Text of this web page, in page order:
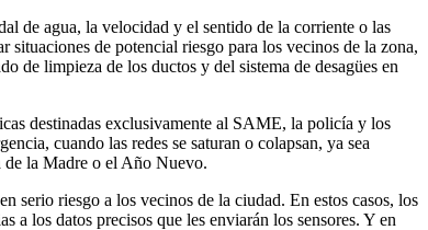
de agua, la velocidad y el sentido de la corriente o las
de potencial riesgo para los vecinos de la zona,
de limpieza de los ductos y del sistema de desagües en
destinadas exclusivamente al SAME, la policía y los
cuando las redes se saturan o colapsan, ya sea
de la Madre o el Año Nuevo.
serio riesgo a los vecinos de la ciudad. En estos casos, los
los datos precisos que les enviarán los sensores. Y en